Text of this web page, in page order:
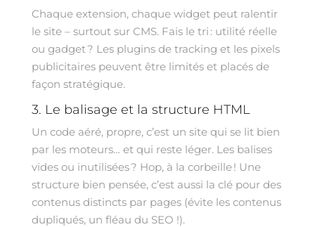
Chaque extension, chaque widget peut ralentir
le site – surtout sur CMS. Fais le tri : utilité réelle
ou gadget ? Les plugins de tracking et les pixels
publicitaires peuvent être limités et placés de
façon stratégique.
3. Le balisage et la structure HTML
Un code aéré, propre, c’est un site qui se lit bien
par les moteurs… et qui reste léger. Les balises
vides ou inutilisées ? Hop, à la corbeille ! Une
structure bien pensée, c’est aussi la clé pour des
contenus distincts par pages (évite les contenus
dupliqués, un fléau du SEO !).